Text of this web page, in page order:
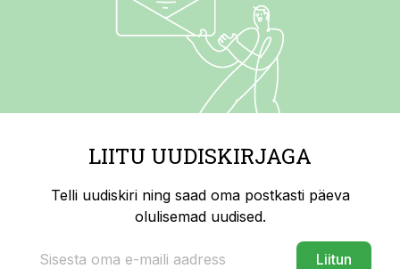
LIITU UUDISKIRJAGA
Telli uudiskiri ning saad oma postkasti päeva
olulisemad uudised.
Liitun